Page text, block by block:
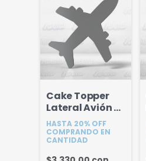
Cake Topper
Lateral Avión 6
cm
HASTA 20% OFF
COMPRANDO EN
CANTIDAD